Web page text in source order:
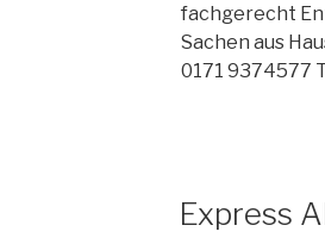
fachgerecht
Sachen aus
0171 9374577
AM
Express